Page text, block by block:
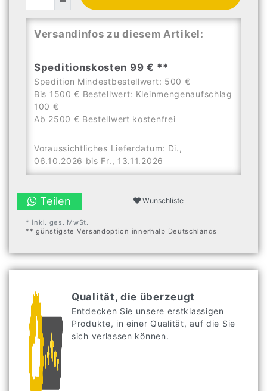
Versandinfos zu diesem Artikel:
Speditionskosten 99 € **
Spedition Mindestbestellwert: 500 €
Bis 1500 € Bestellwert: Kleinmengenaufschlag
100 €
Ab 2500 € Bestellwert kostenfrei
Voraussichtliches Lieferdatum: Di.,
06.10.2026 bis Fr., 13.11.2026
Teilen Wunschliste
* inkl. ges. MwSt.
** günstigste Versandoption innerhalb Deutschlands
Qualität, die überzeugt
Entdecken Sie unsere erstklassigen
Produkte, in einer Qualität, auf die Sie
sich verlassen können.